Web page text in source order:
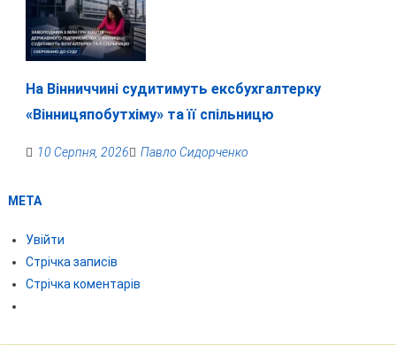
На Вінниччині судитимуть ексбухгалтерку
«Вінницяпобутхіму» та її спільницю
10 Серпня, 2026 Павло Сидорченко
МЕТА
Увійти
Стрічка записів
Стрічка коментарів